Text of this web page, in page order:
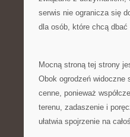
serwis nie ogranicza się
dla osób, które chcą dbać
Mocną stroną tej strony
Obok ogrodzeń widoczne
cenne, ponieważ
terenu, zadaszenie i
ułatwia spojrzenie na